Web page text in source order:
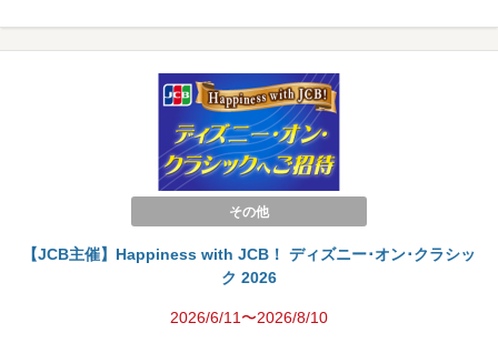
その他
【JCB主催】Happiness with JCB！ ディズニー･オン･クラシッ
ク 2026
2026/6/11〜2026/8/10